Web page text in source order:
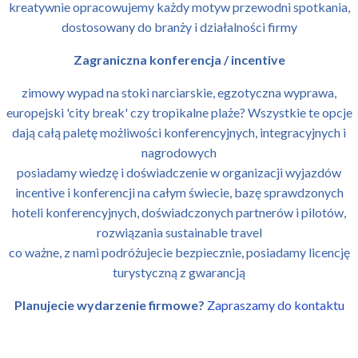
kreatywnie opracowujemy każdy motyw przewodni spotkania,
dostosowany do branży i działalności firmy
Zagraniczna konferencja / incentive
zimowy wypad na stoki narciarskie, egzotyczna wyprawa,
europejski 'city break' czy tropikalne plaże? Wszystkie te opcje
dają całą paletę możliwości konferencyjnych, integracyjnych i
nagrodowych
posiadamy wiedzę i doświadczenie w organizacji wyjazdów
incentive i konferencji na całym świecie, bazę sprawdzonych
hoteli konferencyjnych, doświadczonych partnerów i pilotów,
rozwiązania sustainable travel
co ważne, z nami podróżujecie bezpiecznie, posiadamy licencję
turystyczną z gwarancją
Planujecie wydarzenie firmowe? Zapraszamy do kontaktu